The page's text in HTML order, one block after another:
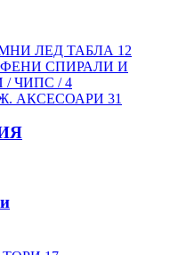
ЛЕД ТАБЛА 12
СПИРАЛИ И
/ ЧИПС /4
АКСЕСОАРИ 31